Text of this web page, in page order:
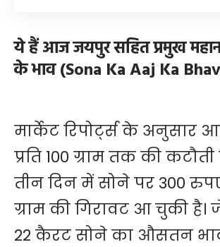
ये हैं आज जयपुर सहित प्रमुख
के भाव (Sona Ka Aaj Ka
मार्केट रिपोर्ट्स के अनुसार
प्रति 100 ग्राम तक की
तीन दिन में सोने पर 300
ग्राम की गिरावट आ चुकी है।
22 कैरट सोने का औसतन